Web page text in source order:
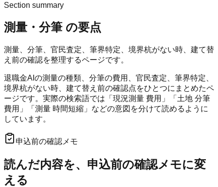
Section summary
測量・分筆 の要点
測量、分筆、官民査定、筆界特定、境界杭がない時、建て替
え前の確認を整理するページです。
退職金AIの測量の種類、分筆の費用、官民査定、筆界特定、
境界杭がない時、建て替え前の確認点をひとつにまとめたペ
ージです。実際の検索語では「現況測量 費用」「土地 分筆
費用」「測量 時間短縮」などの意図を分けて読めるように
しています。
申込前の確認メモ
読んだ内容を、申込前の確認メモに変
える